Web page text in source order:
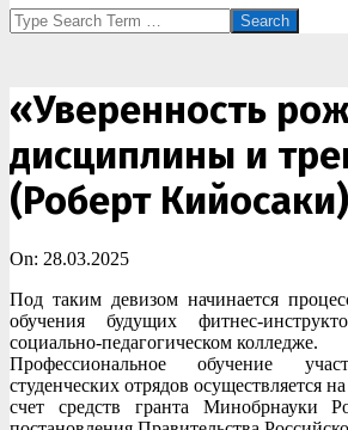
Search
«Уверенность
дисциплины и
(Роберт
On: 28.03.2025
Под таким девизом начинается
обучения будущих фитнес-
социально-педагогическом колледже.
Профессиональное обучение
студенческих отрядов осуществляется
счет средств гранта Минобрнауки